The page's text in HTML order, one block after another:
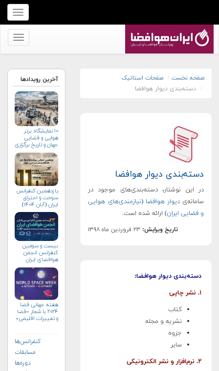
برای
نمایش
منو
برای
کنید
صفحه نخست
صفحات استاتیک
دسته‌بندی دیوار هوافضا
دسته‌بندی دیوار هوافضا
در این نوشتار، دسته‌بندی‌های موجود در
سامانه‌یدیوار هوافضا (نیازمندی‌های هوایی
و فضایی ایران) ارائه شده است.
تاریخ ویرایش: ۲۳ فروردین ماه ۱۳۹۸
دسته‌بندی دیوار هوافضا:
۱. نشر چاپی
کتاب
نشریه و مجله
جزوه
سایر
۲. نرم‌افزار و نشر الکترونیکی
آخرین رویدادها
۱۰ نمایشگاه برتر
هوایی و فضایی
جهان و تاریخ برگزاری
آن‌ها
یازدهمین کنفرانس
سوخت و احتراق
ایران (آبان‌ ۱۴۰۴)
بیست و سومین
کنفرانس انجمن
هوافضای ايران
هفته جهانی فضا
۲۰۲۴ با شعار «فضا
و تغییرات اقلیمی»
کنفرانس‌ها
مسابقات
دوره‌ها